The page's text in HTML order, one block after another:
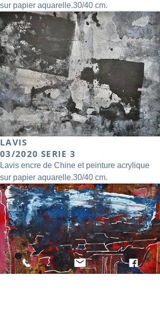
sur papier aquarelle.30/40 cm.
Galerie
LAVIS
03/2020 SERIE 3
Lavis encre de Chine et peinture acrylique
sur papier aquarelle.30/40 cm.
Galerie